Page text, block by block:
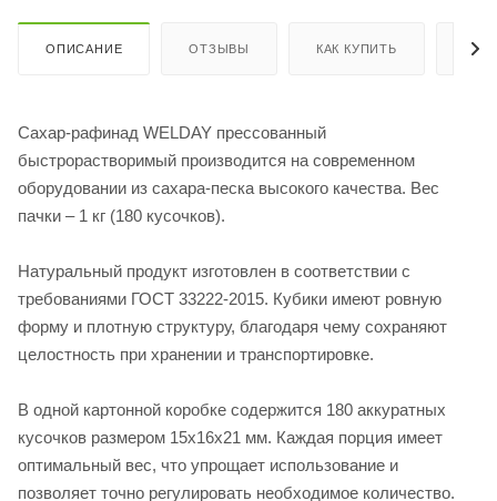
ОПИСАНИЕ ОТЗЫВЫ КАК КУПИТЬ
Сахар-рафинад WELDAY прессованный
быстрорастворимый производится на современном
оборудовании из сахара-песка высокого качества. Вес
пачки – 1 кг (180 кусочков).
Натуральный продукт изготовлен в соответствии с
требованиями ГОСТ 33222-2015. Кубики имеют ровную
форму и плотную структуру, благодаря чему сохраняют
целостность при хранении и транспортировке.
В одной картонной коробке содержится 180 аккуратных
кусочков размером 15х16х21 мм. Каждая порция имеет
оптимальный вес, что упрощает использование и
позволяет точно регулировать необходимое количество.